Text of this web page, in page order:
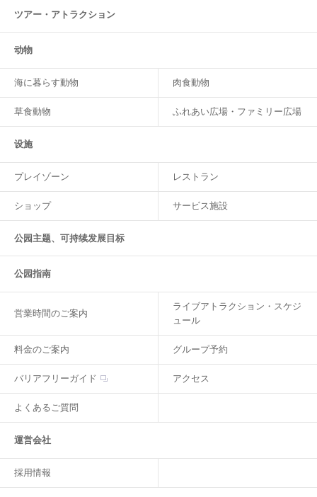
ツアー・ アトラクション
动物
海に暮らす動物 肉食動物
草食動物 ふれあい広場・ファミリー広場
设施
プレイゾーン レストラン
ショップ サービス施設
公园主题、可持续发展目标
公园指南
営業時間のご案内
ライブアトラクション・スケジ
ュール
料金のご案内 グループ予約
バリアフリーガイド アクセス
よくあるご質問
運営会社
採用情報